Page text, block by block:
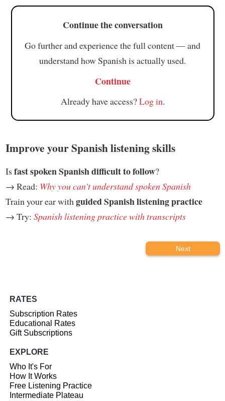
Continue the conversation
Go further and experience the full content — and
understand how Spanish is actually used.
Continue
Already have access?Log in.
Improve your Spanish listening skills
Isfast spoken Spanish difficult to follow?
→ Read: Why you can't understand spoken Spanish
Train your ear with guided Spanish listening practice
→ Try: Spanish listening practice with transcripts
Next
RATES
Subscription Rates
Educational Rates
Gift Subscriptions
EXPLORE
Who It's For
How It Works
Free Listening Practice
Intermediate Plateau